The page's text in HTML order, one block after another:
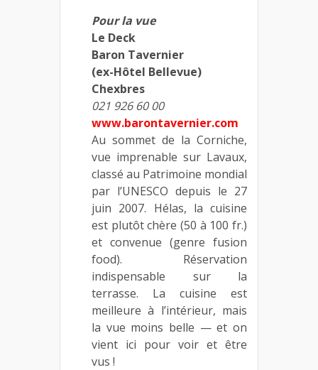
Pour la vue
Le Deck
Baron Tavernier
(ex-Hôtel Bellevue)
Chexbres
021 926 60 00
www.barontavernier.com
Au sommet de la Corniche,
vue imprenable sur Lavaux,
classé au Patrimoine mondial
par l’UNESCO depuis le 27
juin 2007. Hélas, la cuisine
est plutôt chère (50 à 100 fr.)
et convenue (genre fusion
food). Réservation
indispensable sur la
terrasse. La cuisine est
meilleure à l’intérieur, mais
la vue moins belle — et on
vient ici pour voir et être
vus !